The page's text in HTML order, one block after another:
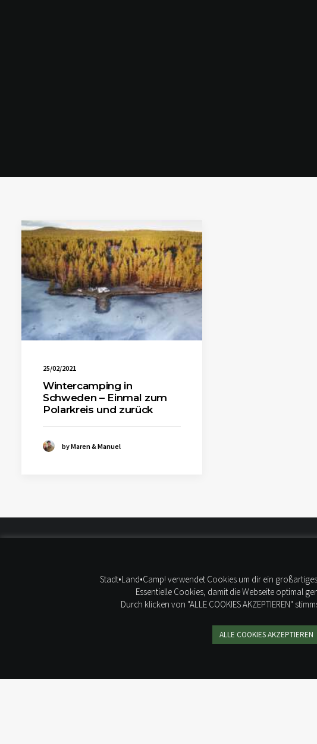
25/02/2021
Wintercamping in
Schweden – Einmal zum
Polarkreis und zurück
by Maren & Manuel
Wir vermieten unsere Wohnmobile in
Tornesch, nahe Hamburg. Unsere
FACEBOOK
INSTAGRAM
Stadt•Land•Camp! verwendet Cookies um dir ein
Essentielle Cookies, damit die Webseite optimal
Durch klicken von "ALLE COOKIES AKZEPTIEREN"
ALLE COOKIES AKZEPTIEREN